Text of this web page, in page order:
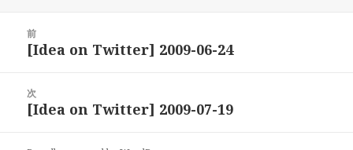
ー
前
前
投
稿:
[Idea on Twitter] 2009-06-24
次
次
[Idea on Twitter] 2009-07-19